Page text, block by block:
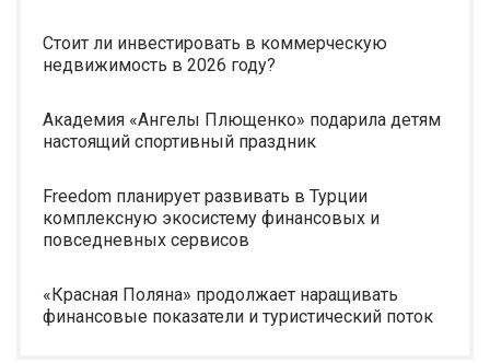
Стоит ли инвестировать в коммерческую
недвижимость в 2026 году?
Академия «Ангелы Плющенко» подарила детям
настоящий спортивный праздник
Freedom планирует развивать в Турции
комплексную экосистему финансовых и
повседневных сервисов
«Красная Поляна» продолжает наращивать
финансовые показатели и туристический поток